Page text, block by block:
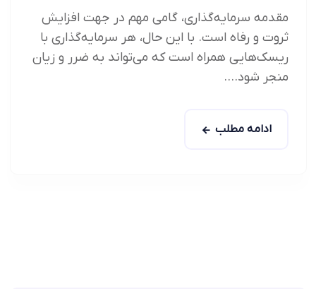
مقدمه سرمایه‌گذاری، گامی مهم در جهت افزایش
ثروت و رفاه است. با این حال، هر سرمایه‌گذاری با
ریسک‌هایی همراه است که می‌تواند به ضرر و زیان
منجر شود....
ادامه مطلب